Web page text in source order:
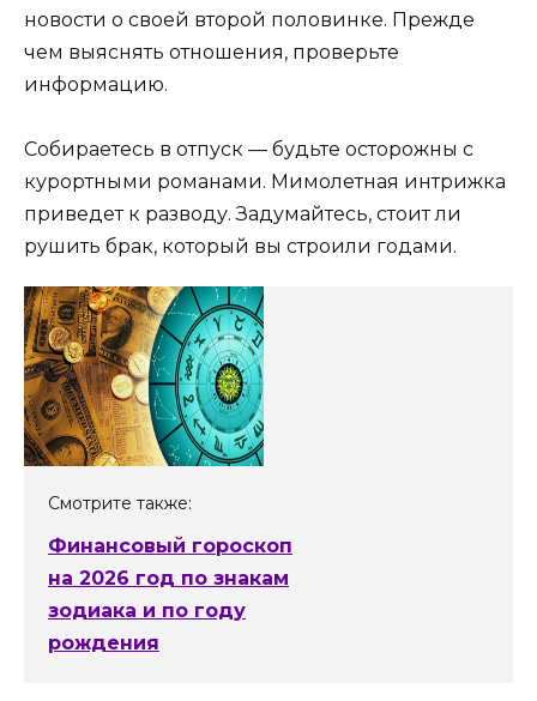
новости о своей второй половинке. Прежде
чем выяснять отношения, проверьте
информацию.
Собираетесь в отпуск — будьте осторожны с
курортными романами. Мимолетная интрижка
приведет к разводу. Задумайтесь, стоит ли
рушить брак, который вы строили годами.
Смотрите также:
Финансовый гороскоп
на 2026 год по знакам
зодиака и по году
рождения